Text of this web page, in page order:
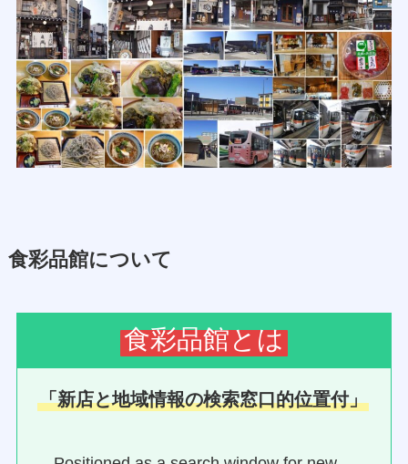
食彩品館について
食彩品館とは
「新店と地域情報の検索窓口的位置付」